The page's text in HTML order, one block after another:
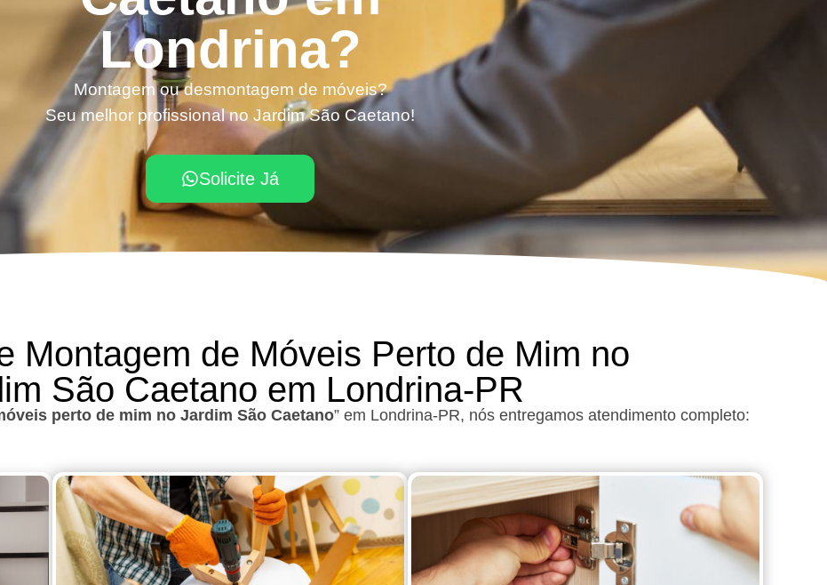
Londrina?
Montagem ou desmontagem de móveis?
Seu melhor profissional no Jardim São Caetano!
Solicite Já
Montagem de Móveis Perto de Mim no
São Caetano em Londrina-PR
perto de mim no Jardim São Caetano” em Londrina-PR, nós entregamos atendimento completo: